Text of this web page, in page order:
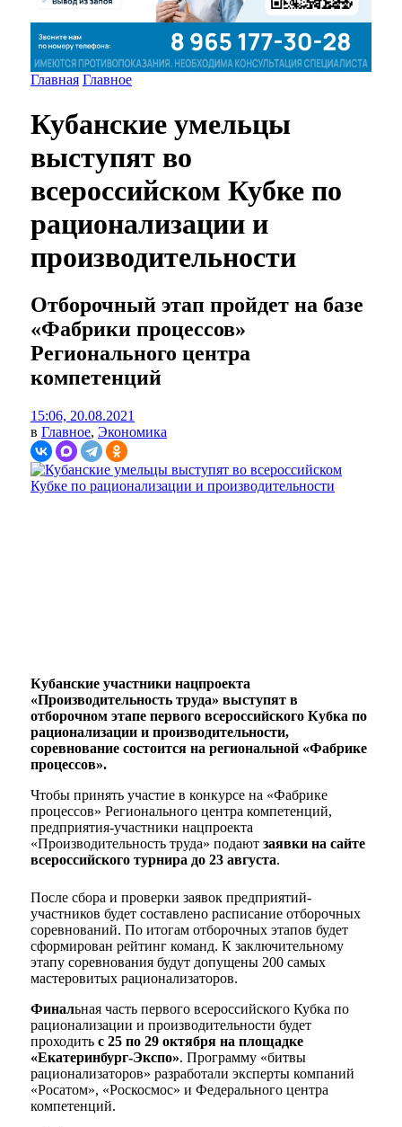
Главная Главное
Кубанские умельцы
выступят во
всероссийском Кубке по
рационализации и
производительности
Отборочный этап пройдет на базе
«Фабрики процессов»
Регионального центра
компетенций
15:06, 20.08.2021
в Главное, Экономика
Кубанские участники нацпроекта
«Производительность труда» выступят в
отборочном этапе первого всероссийского Кубка по
рационализации и производительности,
соревнование состоится на региональной «Фабрике
процессов».
Чтобы принять участие в конкурсе на «Фабрике
процессов» Регионального центра компетенций,
предприятия-участники нацпроекта
«Производительность труда» подают заявки на сайте
всероссийского турнира до 23 августа.
После сбора и проверки заявок предприятий-
участников будет составлено расписание отборочных
соревнований. По итогам отборочных этапов будет
сформирован рейтинг команд. К заключительному
этапу соревнования будут допущены 200 самых
мастеровитых рационализаторов.
Финальная часть первого всероссийского Кубка по
рационализации и производительности будет
проходить с 25 по 29 октября на площадке
«Екатеринбург-Экспо». Программу «битвы
рационализаторов» разработали эксперты компаний
«Росатом», «Роскосмос» и Федерального центра
компетенций.